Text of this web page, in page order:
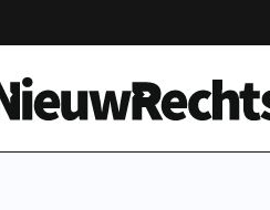
van NieuwRechts